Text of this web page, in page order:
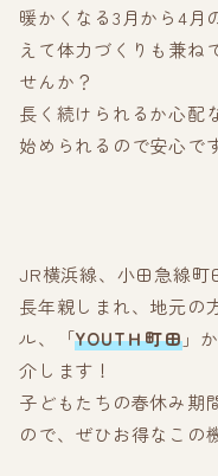
暖かくなる3月から4月
えて体力づくりも兼ね
せんか？
長く続けられるか心配
始められるので安心で
JR横浜線、小田急線
長年親しまれ、地元の
ル、「YOUTＨ町田」
介します！
子どもたちの春休み期
ので、ぜひお得なこの